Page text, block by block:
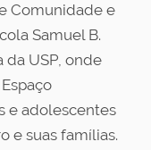
Comunidade e
Samuel B.
da USP, onde
e adolescentes
e suas famílias.